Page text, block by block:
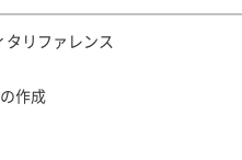
リファレンス
作成